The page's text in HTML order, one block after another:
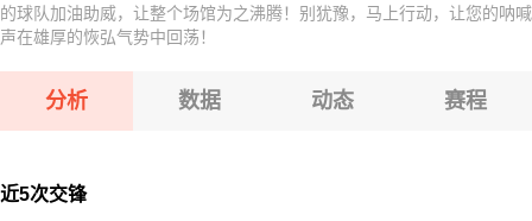
的球队加油助威，让整个场馆为之沸腾！别犹豫，马上行动，让您的呐喊
声在雄厚的恢弘气势中回荡！
分析 数据 动态 赛程
近5次交锋